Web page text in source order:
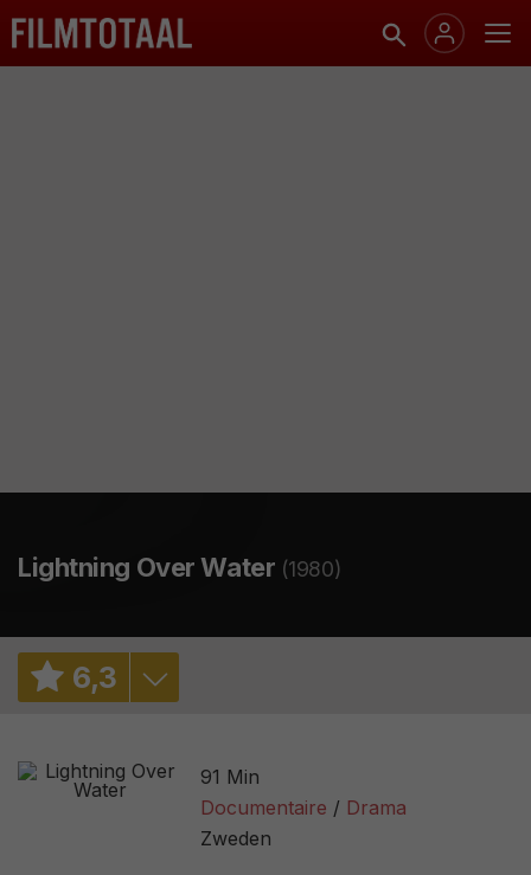
Lightning Over Water (1980)
6,3
67%/ 9
2,8
91 Min
Documentaire
Drama
Zweden